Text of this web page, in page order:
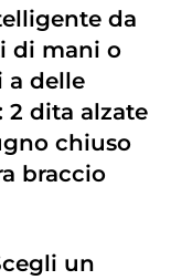
da
di mani o
a delle
2 dita alzate
chiuso
braccio
un